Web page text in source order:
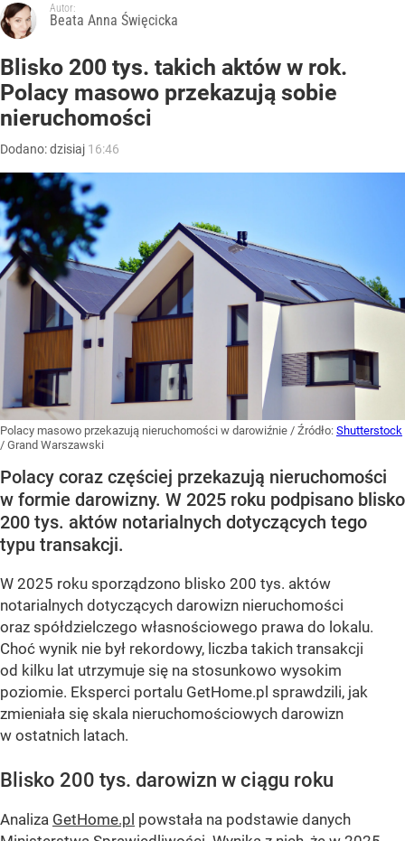
Autor:
Beata Anna Święcicka
Blisko 200 tys. takich aktów w rok.
Polacy masowo przekazują sobie
nieruchomości
Dodano:dzisiaj 16:46
Polacy masowo przekazują nieruchomości w darowiźnie / Źródło: Shutterstock
/ Grand Warszawski
Polacy coraz częściej przekazują nieruchomości
w formie darowizny. W 2025 roku podpisano blisko
200 tys. aktów notarialnych dotyczących tego
typu transakcji.
W 2025 roku sporządzono blisko 200 tys. aktów
notarialnych dotyczących darowizn nieruchomości
oraz spółdzielczego własnościowego prawa do lokalu.
Choć wynik nie był rekordowy, liczba takich transakcji
od kilku lat utrzymuje się na stosunkowo wysokim
poziomie. Eksperci portalu GetHome.pl sprawdzili, jak
zmieniała się skala nieruchomościowych darowizn
w ostatnich latach.
Blisko 200 tys. darowizn w ciągu roku
Analiza GetHome.pl powstała na podstawie danych